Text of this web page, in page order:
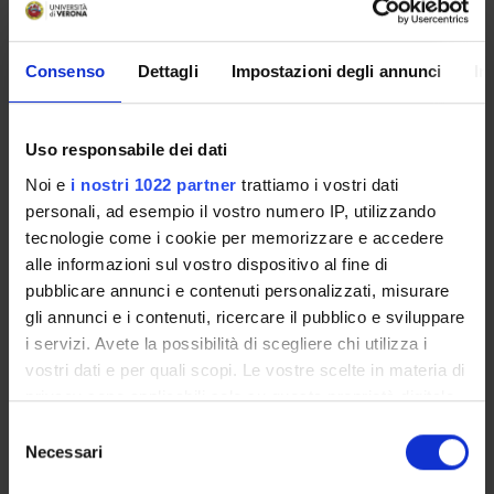
Consenso Dettagli Impostazioni degli annunci
Uso responsabile dei dati
Noi e i nostri 1022 partner trattiamo i vostri dati
personali, ad esempio il vostro numero IP, utilizzando
tecnologie come i cookie per memorizzare e accedere
alle informazioni sul vostro dispositivo al fine di
pubblicare annunci e contenuti personalizzati, misurare
gli annunci e i contenuti, ricercare il pubblico e sviluppare
i servizi. Avete la possibilità di scegliere chi utilizza i
vostri dati e per quali scopi. Le vostre scelte in materia di
privacy sono applicabili solo su questa proprietà digitale
modificare o revocare il proprio consenso in qualsiasi
momento dalla Dichiarazione sui cookie o facendo clic
Necessari
grade
The exam will cover Part 1 and 2. Each part will account for
Scheduled Lessons
WHEN CLASSROOM
Monday 09
October 2023
14:00 - 17:00
Duration: 3:00
AM
Polo Santa
Marta - SMT.07 [SMT.7 - terra]
Alessia
October 2023
14:00 - 17:00
Tamara
Fioroni